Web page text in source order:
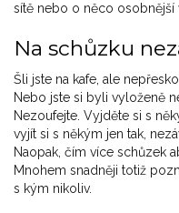
sítě nebo o něco osobnější
Na schůzku
Šli jste na kafe, ale
Nebo jste si byli vyloženě
Nezoufejte. Vyjděte si s
vyjít si s někým jen tak,
Naopak, čím více schůzek
Mnohem snadněji totiž
s kým nikoliv.